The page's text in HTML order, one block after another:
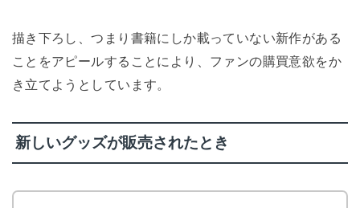
描き下ろし、つまり書籍にしか載っていない新作がある
ことをアピールすることにより、ファンの購買意欲をか
き立てようとしています。
新しいグッズが販売されたとき